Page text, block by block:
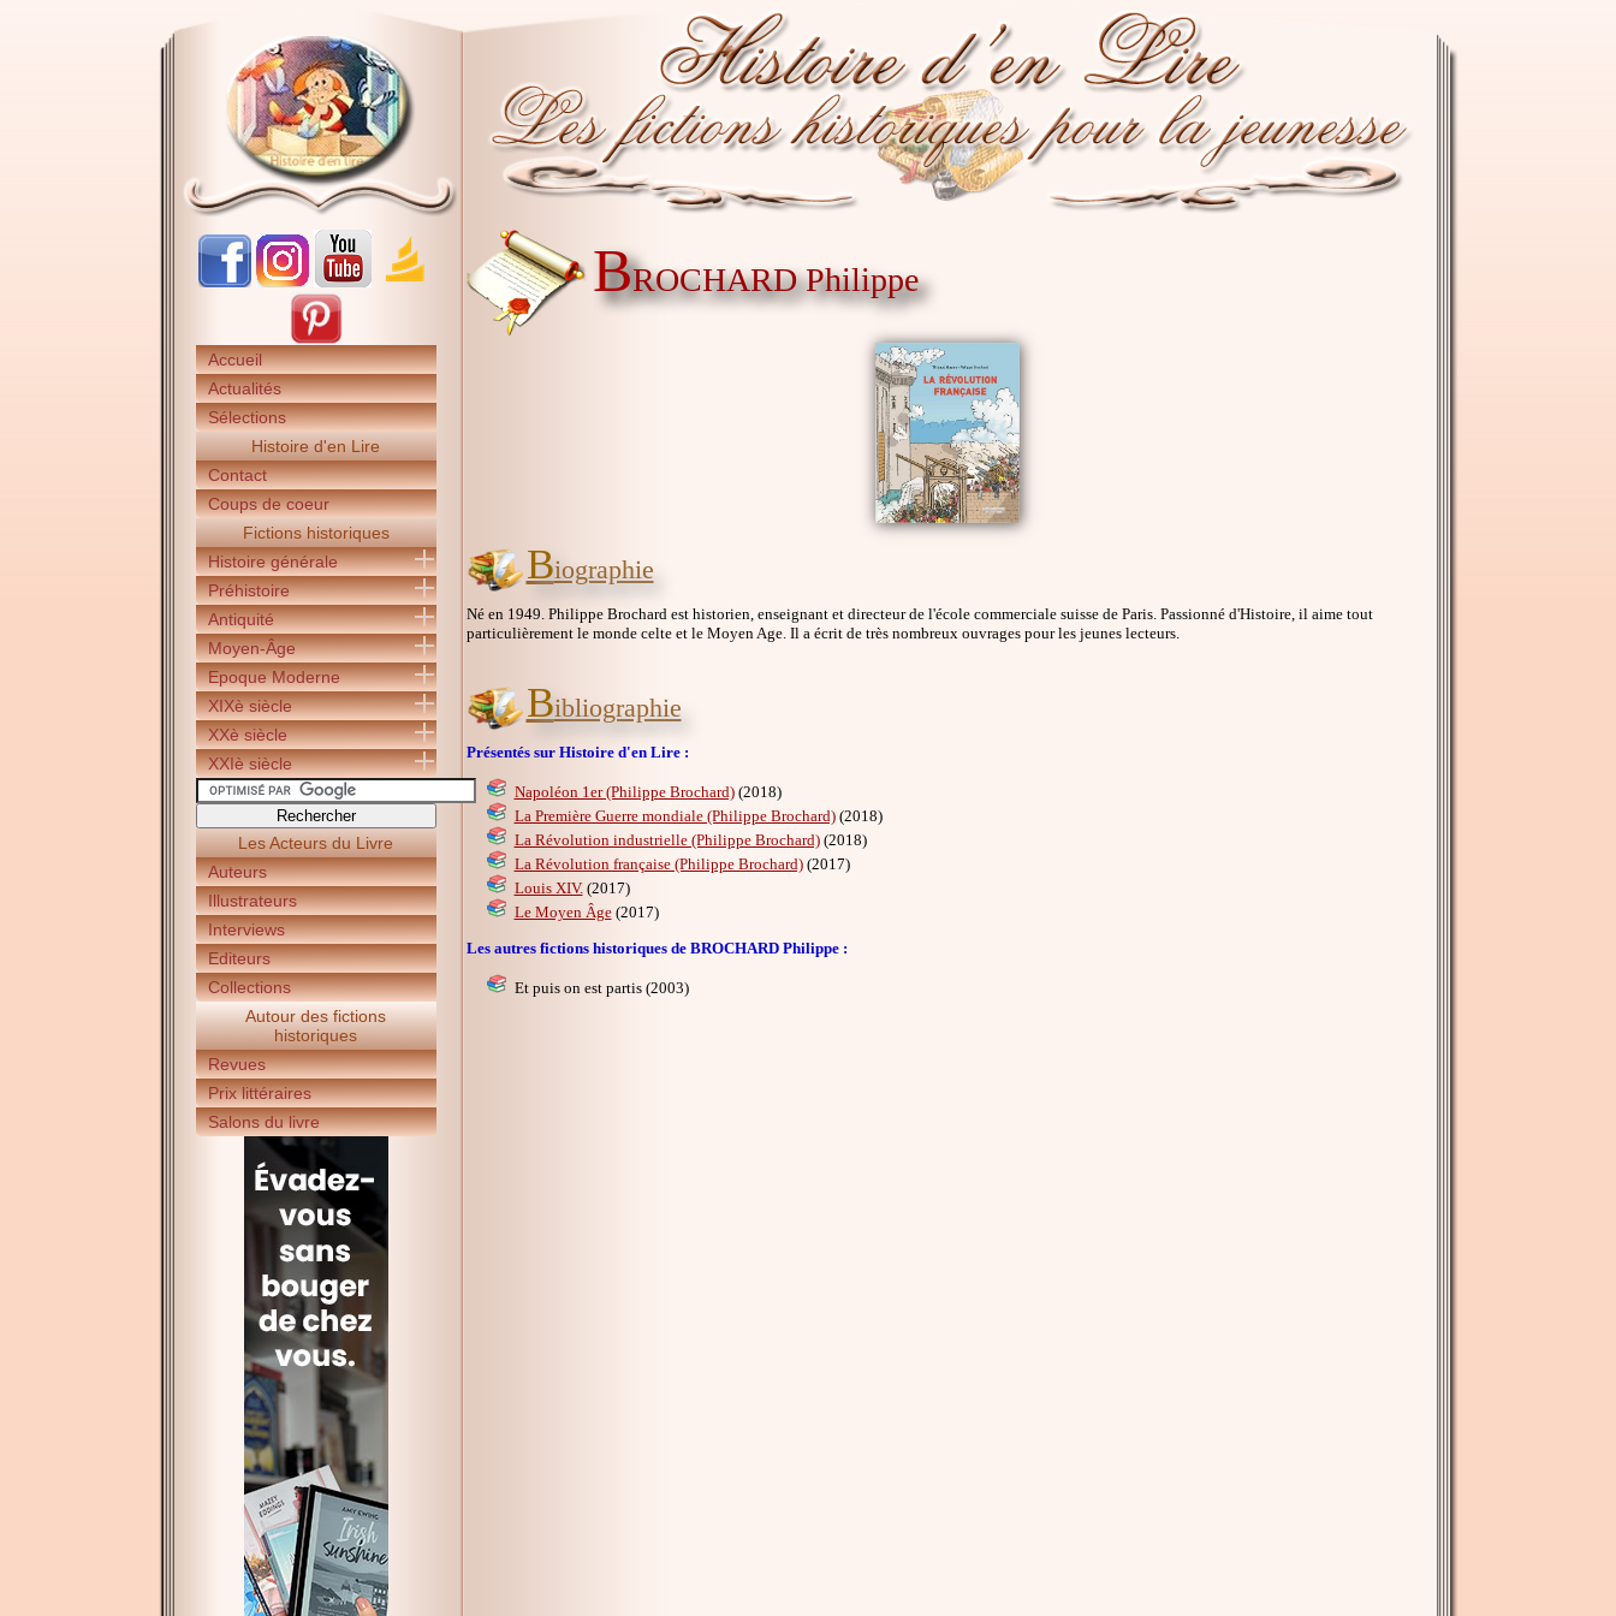
Accueil
Actualités
Sélections
Histoire d'en Lire
Contact
Coups de coeur
Fictions historiques
Histoire générale
Préhistoire
Antiquité
Moyen-Âge
Epoque Moderne
XIXè siècle
XXè siècle
XXIè siècle
Les Acteurs du Livre
Auteurs
Illustrateurs
Interviews
Editeurs
Collections
Autour des fictions
historiques
Revues
Prix littéraires
Salons du livre
BROCHARD Philippe
Biographie
Né en 1949. Philippe Brochard est historien, enseignant et directeur de l'école commerciale suisse de Paris. Passionné d'Histoire, il aime tout
particulièrement le monde celte et le Moyen Age. Il a écrit de très nombreux ouvrages pour les jeunes lecteurs.
Bibliographie
Présentés sur Histoire d'en Lire :
Napoléon 1er (Philippe Brochard)(2018)
La Première Guerre mondiale (Philippe Brochard)(2018)
La Révolution industrielle (Philippe Brochard)(2018)
La Révolution française (Philippe Brochard)(2017)
Louis XIV.(2017)
Le Moyen Âge(2017)
Les autres fictions historiques de BROCHARD Philippe :
Et puis on est partis (2003)